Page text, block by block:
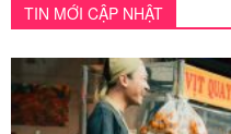
TIN MỚI CẬP NHẬT